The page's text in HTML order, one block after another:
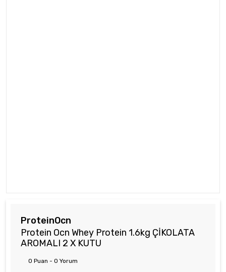
ProteinOcn
Protein Ocn Whey Protein 1.6kg ÇİKOLATA
AROMALI 2 X KUTU
0 Puan - 0 Yorum